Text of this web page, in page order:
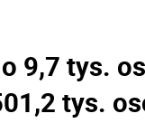
9,7 tys.
tys.